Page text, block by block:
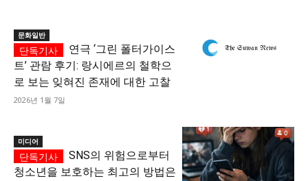
문화일반
연극 ‘그린 폴터가이스
트’ 관람 후기: 랑시에르의 철학으
로 보는 잊혀진 존재에 대한 고찰
2026년 1월 7일
미디어
SNS의 위험으로부터
청소년을 보호하는 최고의 방법은